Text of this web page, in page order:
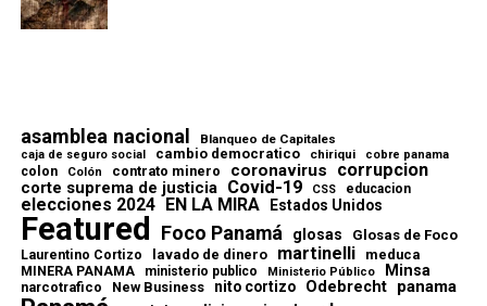
asamblea nacional Blanqueo de Capitales
caja de seguro social cambio democratico chiriqui cobre panama
colon Colón contrato minero coronavirus corrupcion
corte suprema de justicia Covid-19 CSS educacion
elecciones 2024 EN LA MIRA Estados Unidos
Featured Foco Panamá glosas Glosas de Foco
Laurentino Cortizo lavado de dinero martinelli meduca
MINERA PANAMA ministerio publico Ministerio Público Minsa
narcotrafico New Business nito cortizo Odebrecht panama